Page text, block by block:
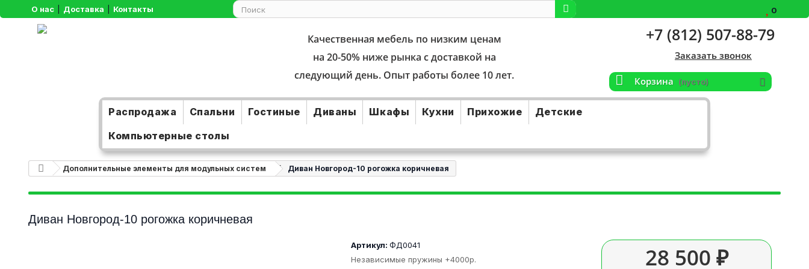
О нас Доставка Контакты 0
Качественная мебель по низким ценам
на 20-50% ниже рынка с доставкой на
следующий день. Опыт работы более 10 лет.
+7 (812) 507-88-79
Заказать звонок
Корзина (пусто)
Распродажа Спальни Гостиные Диваны Шкафы Кухни Прихожие
Детские
Компьютерные столы
Дополнительные элементы для модульных систем Диван Новгород-10 рогожка коричневая
Диван Новгород-10 рогожка коричневая
Артикул: ФД0041
Независимые пружины +4000р.
28 500 ₽